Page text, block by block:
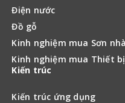
Điện nước
Đồ gỗ
Kinh nghiệm mua Sơn
Kinh nghiệm mua Thiết
Kiến trúc
Kiến trúc ứng dụng